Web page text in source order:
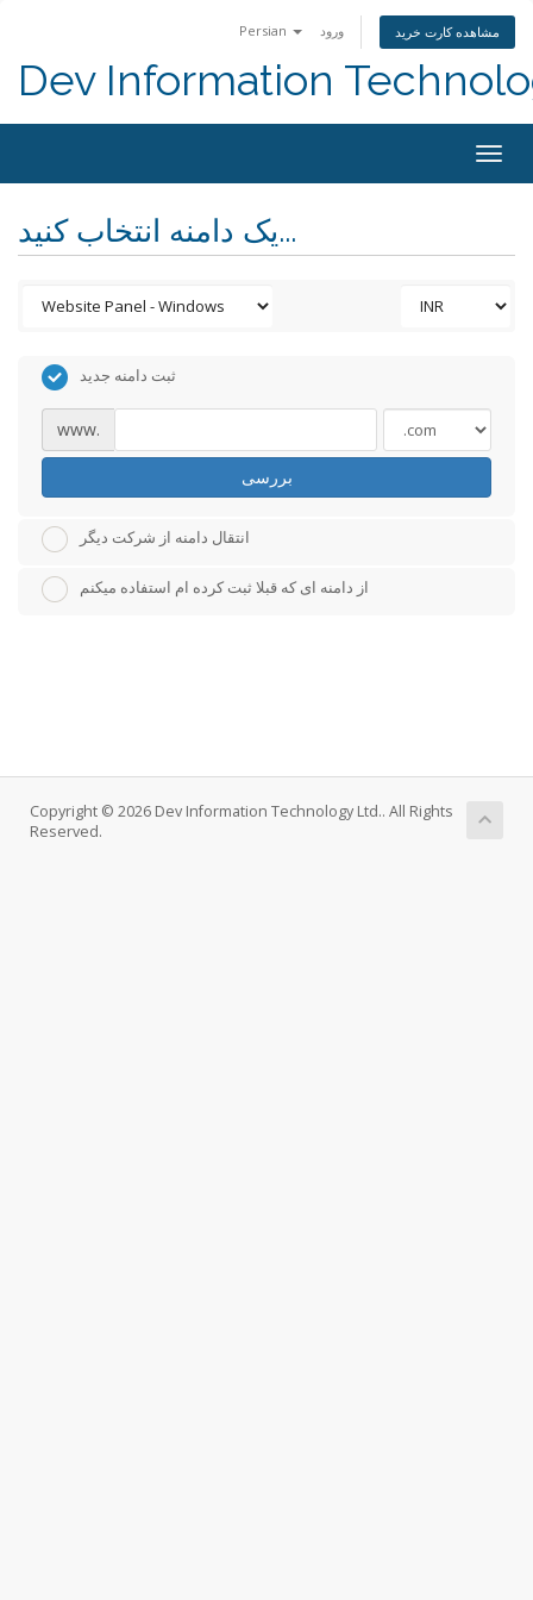
Persian ورود مشاهده کارت خرید
Dev Information
یک دامنه انتخاب کنید...
ثبت دامنه جدید
www.
بررسی
انتقال دامنه از شرکت دیگر
از دامنه ای که قبلا ثبت کرده ام استفاده میکنم
Copyright © 2026 Dev Information Technology Ltd.. All Rights
Reserved.